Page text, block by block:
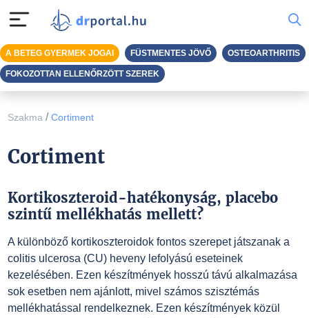
Szakma / Cortiment
Cortiment
Kortikoszteroid-hatékonyság, placebo
szintű mellékhatás mellett?
A különböző kortikoszteroidok fontos szerepet játszanak a
colitis ulcerosa (CU) heveny lefolyású eseteinek
kezelésében. Ezen készítmények hosszú távú alkalmazása
sok esetben nem ajánlott, mivel számos szisztémás
mellékhatással rendelkeznek. Ezen készítmények közül
A BETEG GYERMEK JOGAI FÜSTMENTES JÖVŐ OSTEOARTHRITIS
FOKOZOTTAN ELLENŐRZÖTT SZEREK